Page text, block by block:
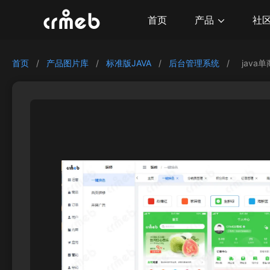
首页 产品 社
首页 / 产品图片库 / 标准版JAVA / 后台管理系统 / java单